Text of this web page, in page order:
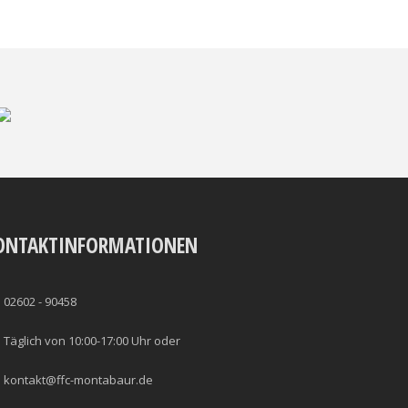
02602 - 90458
Täglich von 10:00-17:00 Uhr oder
kontakt@ffc-montabaur.de